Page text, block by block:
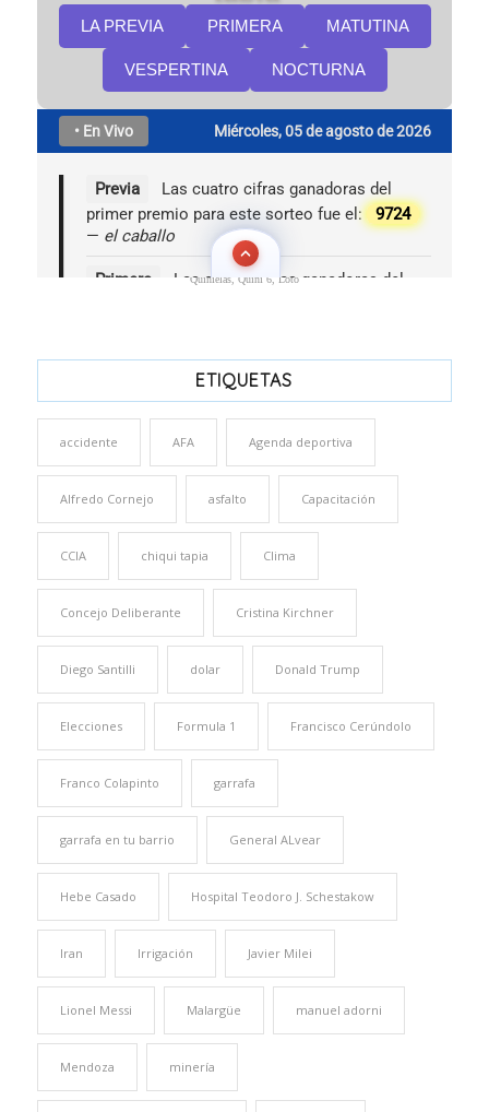
Quinielas, Quini 6, Loto
ETIQUETAS
accidente AFA Agenda deportiva
Alfredo Cornejo asfalto Capacitación
CCIA chiqui tapia Clima
Concejo Deliberante Cristina Kirchner
Diego Santilli dolar Donald Trump
Elecciones Formula 1 Francisco Cerúndolo
Franco Colapinto garrafa
garrafa en tu barrio General ALvear
Hebe Casado Hospital Teodoro J. Schestakow
Iran Irrigación Javier Milei
Lionel Messi Malargüe manuel adorni
Mendoza minería